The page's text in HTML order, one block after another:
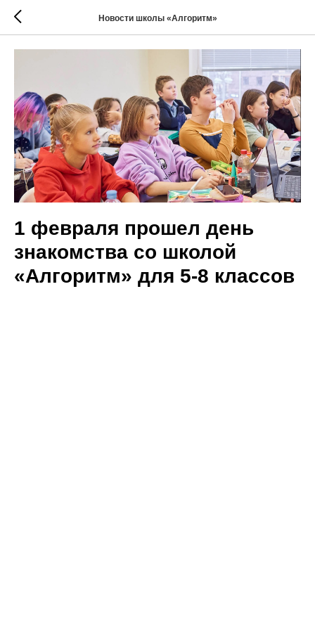
Новости школы «Алгоритм»
1 февраля прошел день
знакомства со школой
«Алгоритм» для 5-8 классов